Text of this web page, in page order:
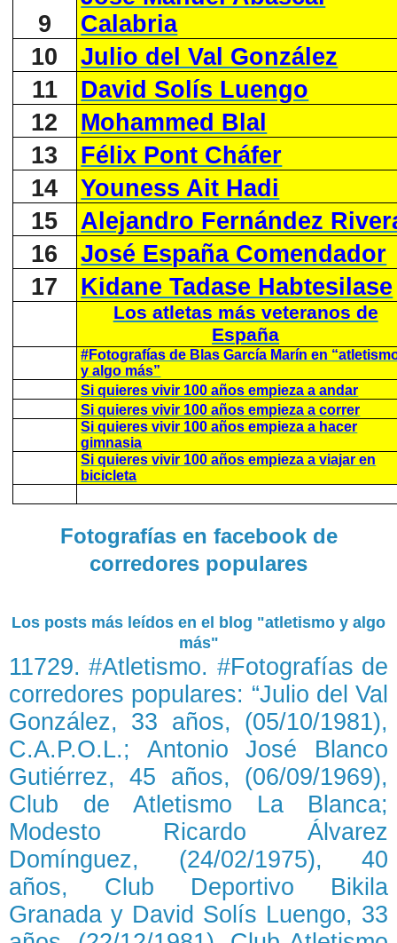
9
Calabria
10
Julio del Val González
11
David Solís Luengo
12
Mohammed Blal
13
Félix Pont Cháfer
14
Youness Ait Hadi
15
Alejandro Fernández
16
José España Comendador
17
Kidane Tadase Habtesilase
Los atletas más veteranos de
España
#Fotografías de Blas García Marín en
y algo más”
Si quieres vivir 100 años empieza a andar
Si quieres vivir 100 años empieza a correr
Si quieres vivir 100 años empieza a hacer
gimnasia
Si quieres vivir 100 años empieza a viajar en
bicicleta
Fotografías en facebook de
corredores populares
Los posts más leídos en el blog "atletismo y algo
más"
11729. #Atletismo. #Fotografías de
corredores populares: “Julio del Val
González, 33 años, (05/10/1981),
C.A.P.O.L.; Antonio José Blanco
Gutiérrez, 45 años, (06/09/1969),
Club de Atletismo La Blanca;
Modesto Ricardo Álvarez
Domínguez, (24/02/1975), 40
años, Club Deportivo Bikila
Granada y David Solís Luengo, 33